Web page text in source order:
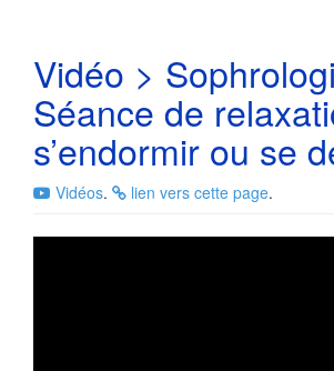
Vidéo >
Séance de
s’endormir ou se
Vidéos. lien vers cette page.